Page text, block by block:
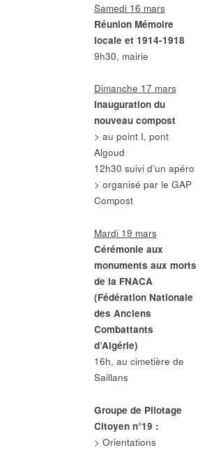
Samedi 16 mars
Réunion Mémoire
locale et 1914-1918
9h30, mairie
Dimanche 17 mars
Inauguration du
nouveau compost
> au point I, pont
Algoud
12h30 suivi d’un apéro
> organisé par le GAP
Compost
Mardi 19 mars
Cérémonie aux
monuments aux morts
de la FNACA
(Fédération Nationale
des Anciens
Combattants
d’Algérie)
16h, au cimetière de
Saillans
Groupe de Pilotage
Citoyen n°19 :
> Orientations